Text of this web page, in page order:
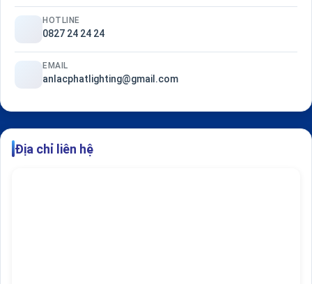
HOTLINE
0827 24 24 24
EMAIL
anlacphatlighting@gmail.com
Địa chỉ liên hệ